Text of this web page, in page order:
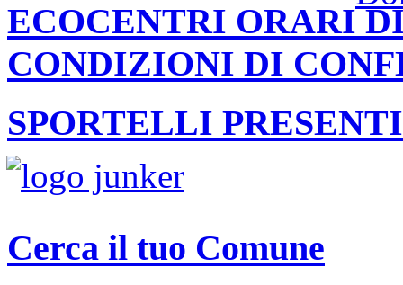
ECOCENTRI ORARI
CONDIZIONI DI
SPORTELLI
Cerca il tuo Comune